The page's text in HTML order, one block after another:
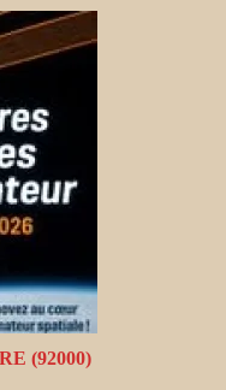
(92000)